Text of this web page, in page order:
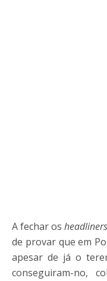
A fechar os headliners
de provar que em
apesar de já o
conseguiram-no,